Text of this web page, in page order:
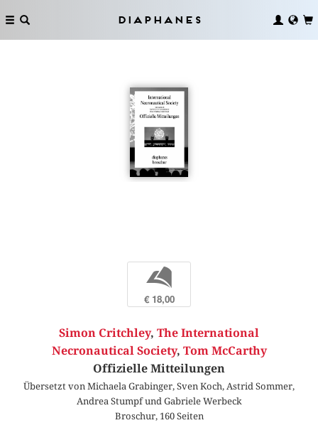
Diaphanes
b
€ 18,00
Simon Critchley, The International
Necronautical Society, Tom McCarthy
Offizielle Mitteilungen
Übersetzt von Michaela Grabinger, Sven Koch, Astrid Sommer,
Andrea Stumpf und Gabriele Werbeck
Broschur, 160 Seiten